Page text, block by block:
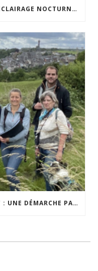
ACCEPTABILITÉ SOCIALE DE L’ÉCLAIRAGE NOCTURNE : LE REPLAY EST DISPONIBLE
VISITE PARTAGÉE À WALCOURT : UNE DÉMARCHE PARTICIPATIVE ANIMÉE PAR ESPACE ENVIRONNEMENT